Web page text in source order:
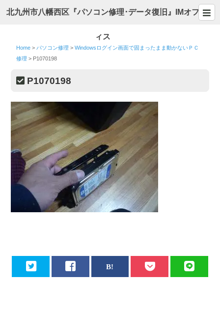
北九州市八幡西区『パソコン修理･データ復旧』IMオフ
ィス
Home > パソコン修理 >Windowsログイン画面で固まったまま動かないＰＣ
修理 > P1070198
P1070198